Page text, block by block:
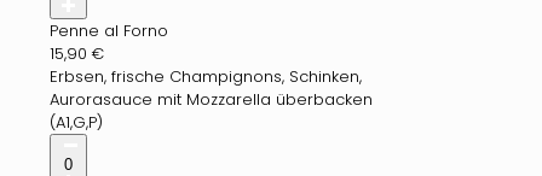
Penne al Forno
15,90 €
Erbsen, frische Champignons, Schinken,
Aurorasauce mit Mozzarella überbacken
(A1,G,P)
0